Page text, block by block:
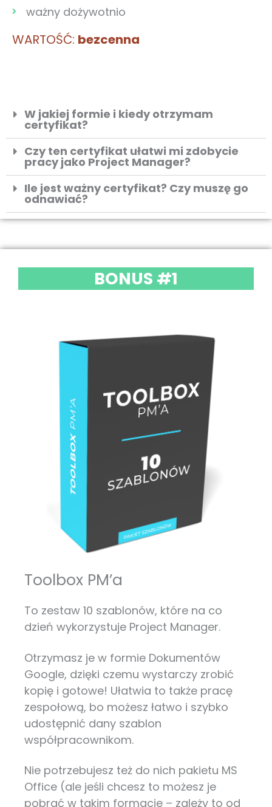
ważny dożywotnio
WARTOŚĆ: bezcenna
W jakiej formie i kiedy otrzymam
certyfikat?
Czy ten certyfikat ułatwi mi zdobycie
pracy jako Project Manager?
Ile jest ważny certyfikat? Czy muszę go
odnawiać?
BONUS #1
Toolbox PM’a
To zestaw 10 szablonów, które na co
dzień wykorzystuje Project Manager.
Otrzymasz je w formie Dokumentów
Google, dzięki czemu wystarczy zrobić
kopię i gotowe! Ułatwia to także pracę
zespołową, bo możesz łatwo i szybko
udostępnić dany szablon
współpracownikom.
Nie potrzebujesz też do nich pakietu MS
Office (ale jeśli chcesz to możesz je
pobrać w takim formacie – zależy to od